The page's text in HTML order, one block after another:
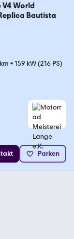
World
Bautista
• 159 kW (216 PS)
Parken